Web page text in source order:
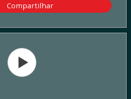
Compartilhar